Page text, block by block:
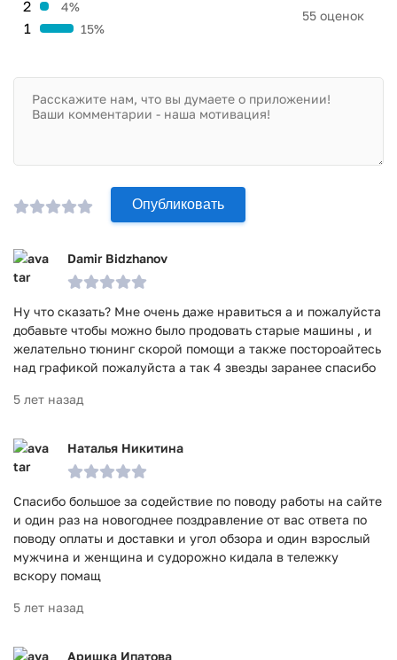
1 15%
2 4%
55 оценок
Опубликовать
Damir Bidzhanov
Ну что сказать? Мне очень даже нравиться а и пожалуйста
добавьте чтобы можно было продовать старые машины , и
желательно тюнинг скорой помощи а также постороайтесь
над графикой пожалуйста а так 4 звезды заранее спасибо
5 лет назад
Наталья Никитина
Спасибо большое за содействие по поводу работы на сайте
и один раз на новогоднее поздравление от вас ответа по
поводу оплаты и доставки и угол обзора и один взрослый
мужчина и женщина и судорожно кидала в тележку
вскору помащ
5 лет назад
Аришка Ипатова